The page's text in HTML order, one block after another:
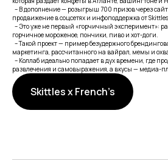
– В дополнение — розыгрыш 700 призов через
продвижение в соцсетях и инфоподдержка от
– Это уже не первый «горчичный эксперимент»:
горчичное мороженое, пончики, пиво и хот-доги.
– Такой проект — пример безудержного
маркетинга, рассчитанного на вайрал, мемы и
– Коллаб идеально попадает в дух времени, где
развлечения и самовыражения, а вкусы — медиа-
Skittles x French’s